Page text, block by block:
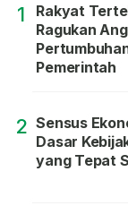
1
Rakyat
Ragukan
Pemerintah
2 Sensus
Dasar
yang Tepat